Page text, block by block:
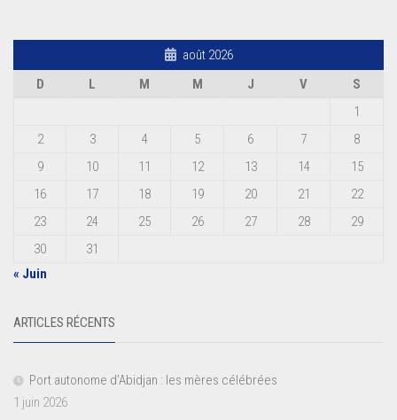
août 2026
D
L M M J V
S
1
2
3 4 5 6 7
8
9
10 11 12 13 14
15
16
17 18 19 20 21
22
23
24 25 26 27 28
29
30
31
« Juin
ARTICLES RÉCENTS
Port autonome d’Abidjan : les mères célébrées
1 juin 2026